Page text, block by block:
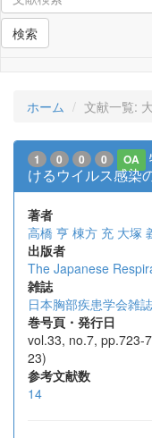
検索
ホーム 文献一覧:
1 0 0 0 OA
けるウイルス感染
著者
高橋 亨 棟方 充 大塚
出版者
The Japanese
雑誌
日本胸部疾患学会雑誌
巻号頁・発行日
vol.33, no.7, pp.723-
23)
参考文献数
14